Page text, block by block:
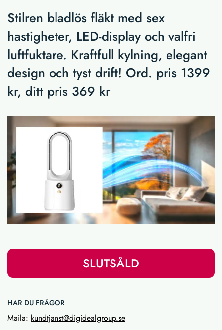
Stilren bladlös fläkt med sex
hastigheter, LED-display och valfri
luftfuktare. Kraftfull kylning, elegant
design och tyst drift! Ord. pris 1399
kr, ditt pris 369 kr
SLUTSÅLD
HAR DU FRÅGOR
Maila: kundtjanst@digidealgroup.se